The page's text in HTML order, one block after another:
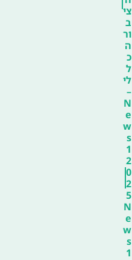
צי
ב
ור
ה
כ
ל
לי
–
N
e
w
s
1
2
0
2
5
N
e
w
s
1